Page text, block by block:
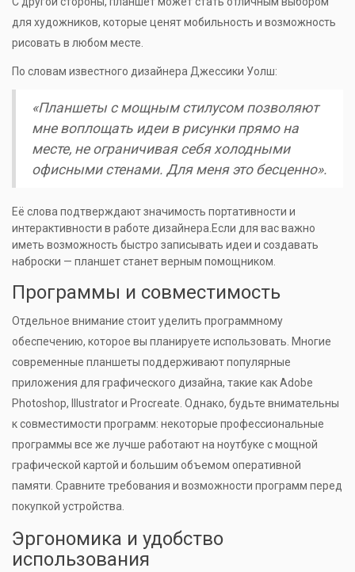
для художников, которые ценят мобильность и возможность
рисовать в любом месте.
По словам известного дизайнера Джессики Уолш:
«Планшеты с мощным стилусом позволяют
мне воплощать идеи в рисунки прямо на
месте, не ограничивая себя холодными
офисными стенами. Для меня это бесценно».
Её слова подтверждают значимость портативности и
интерактивности в работе дизайнера.Если для вас важно
иметь возможность быстро записывать идеи и создавать
наброски — планшет станет верным помощником.
Программы и совместимость
Отдельное внимание стоит уделить программному
обеспечению, которое вы планируете использовать. Многие
современные планшеты поддерживают популярные
приложения для графического дизайна, такие как Adobe
Photoshop, Illustrator и Procreate. Однако, будьте внимательны
к совместимости программ: некоторые профессиональные
программы все же лучше работают на ноутбуке с мощной
графической картой и большим объемом оперативной
памяти. Сравните требования и возможности программ перед
покупкой устройства.
Эргономика и удобство
использования